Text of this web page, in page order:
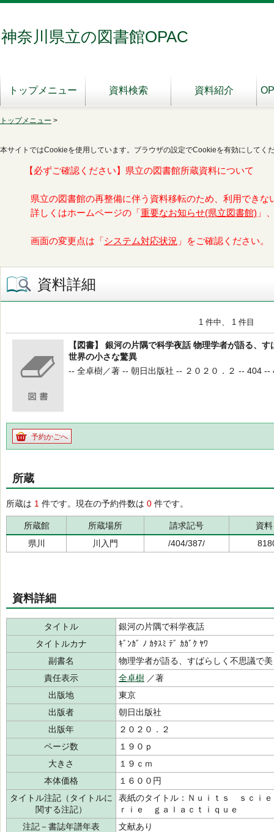
神奈川県立の図書館OPAC
トップメニュー 資料検索 資料紹介
トップメニュー >
本サイトではCookieを使用しています。ブラウザの設定でCookieを有効にしてく
【必ずご確認ください】県立の図書館所蔵資料について
県立の図書館の再整備に伴う資料移転のため、利用できな
詳しくはホームページの「 重要なお知らせ(県立図書館) 」
画面の変更点は「 システム対応状況 」をご確認ください。
資料詳細
1 件中、 1 件目
【図書】 銀河の片隅で科学夜話 物理学者が語る、
世界の小さな驚異
-- 全卓樹／著 -- 朝日出版社 -- ２０２０．２ -- 404 --
予約かごへ
所蔵
所蔵は 1 件です。現在の予約件数は 0 件です。
所蔵館 所蔵場所 請求記号
資
県川
川入門 /404/387/
資料詳細
タイトル
銀河の片隅で科学夜話
タイトルカナ
ｷﾞﾝｶﾞ ﾉ ｶﾀｽﾐ ﾃﾞ ｶｶﾞｸ ﾔﾜ
副書名
物理学者が語る、すばらしく不思議で
責任表示
全卓樹 ／著
出版地
東京
出版者
朝日出版社
出版年
２０２０．２
ページ数
１９０ｐ
大きさ
１９ｃｍ
本体価格
１６００円
タイトル注記（タイトルに
関する注記）
表紙のタイトル：Ｎｕｉｔｓ ｓｃｉ
ｒｉｅ ｇａｌａｃｔｉｑｕｅ
注記－書誌年譜年表
文献あり